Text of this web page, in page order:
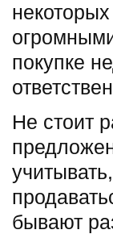
покупке
Не стоит
бывают